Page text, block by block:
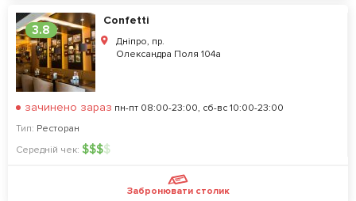
3.8
Confetti
Дніпро, пр.
Олександра Поля 104а
зачинено зараз пн-пт 08:00-23:00, сб-вс 10:00-23:00
Тип: Ресторан
Середній чек: $$$$
Забронювати столик